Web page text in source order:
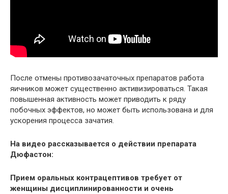
После отмены противозачаточных препаратов работа
яичников может существенно активизироваться. Такая
повышенная активность может приводить к ряду
побочных эффектов, но может быть использована и для
ускорения процесса зачатия.
На видео рассказывается о действии препарата
Дюфастон:
Прием оральных контрацептивов требует от
женщины дисциплинированности и очень